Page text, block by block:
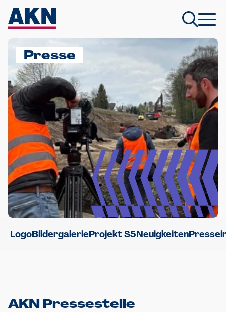
Presse
LogoBildergalerieProjekt S5Neuigkeiten
AKN Pressestelle